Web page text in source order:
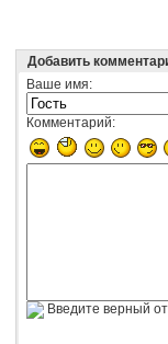
Добавить
Ваше имя:
Комментарий:
Введите верный